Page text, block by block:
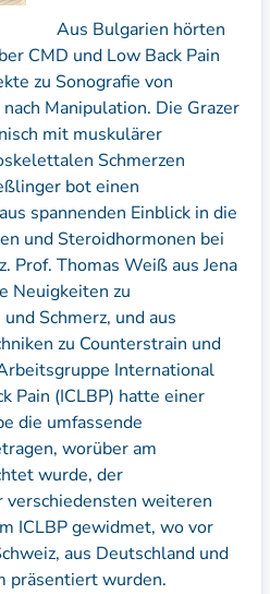
Aus Bulgarien hörten
CMD und Low Back Pain
zu Sonografie von
Manipulation. Die Grazer
mit muskulärer
Schmerzen
bot einen
spannenden Einblick in die
und Steroidhormonen bei
Prof. Thomas Weiß aus Jena
Neuigkeiten zu
Schmerz, und aus
zu Counterstrain und
International
Pain (ICLBP) hatte einer
die umfassende
worüber am
wurde, der
weiteren
ICLBP gewidmet, wo vor
aus Deutschland und
präsentiert wurden.